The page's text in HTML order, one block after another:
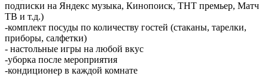
подписки на Яндекс музыка, Кинопоиск, ТНТ премьер, Матч
ТВ и т.д.)
-комплект посуды по количеству гостей (стаканы, тарелки,
приборы, салфетки)
- настольные игры на любой вкус
-уборка после мероприятия
-кондиционер в каждой комнате